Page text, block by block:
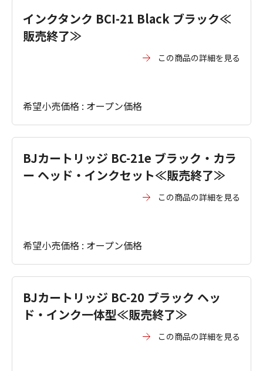
インクタンク BCI-21 Black ブラック≪
販売終了≫
この商品の詳細を見る
希望小売価格 : オープン価格
BJカートリッジ BC-21e ブラック・カラ
ー ヘッド・インクセット≪販売終了≫
この商品の詳細を見る
希望小売価格 : オープン価格
BJカートリッジ BC-20 ブラック ヘッ
ド・インク一体型≪販売終了≫
この商品の詳細を見る